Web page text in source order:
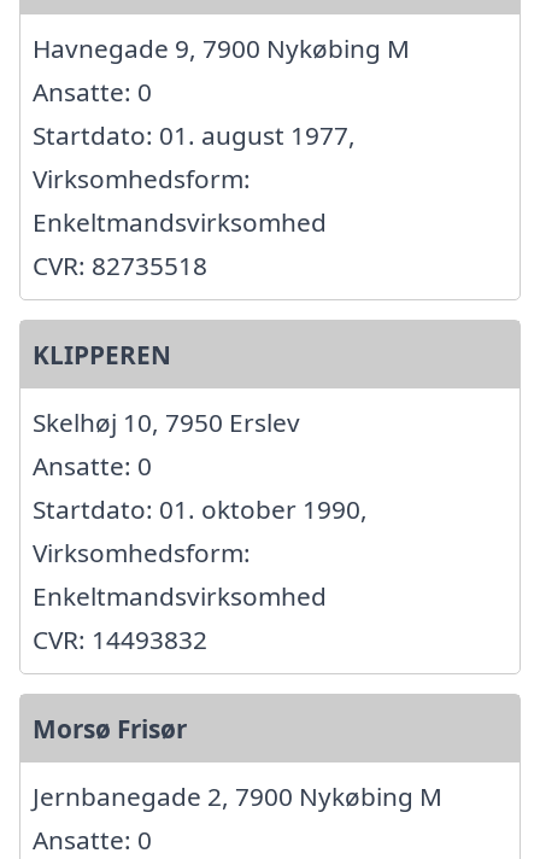
Havnegade 9, 7900 Nykøbing M
Ansatte: 0
Startdato: 01. august 1977,
Virksomhedsform:
Enkeltmandsvirksomhed
CVR: 82735518
KLIPPEREN
Skelhøj 10, 7950 Erslev
Ansatte: 0
Startdato: 01. oktober 1990,
Virksomhedsform:
Enkeltmandsvirksomhed
CVR: 14493832
Morsø Frisør
Jernbanegade 2, 7900 Nykøbing M
Ansatte: 0